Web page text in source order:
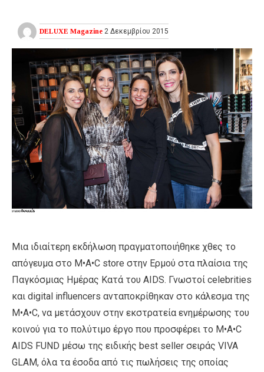
DELUXE Magazine 2 Δεκεμβρίου 2015
Μια ιδιαίτερη εκδήλωση πραγματοποιήθηκε χθες το
απόγευμα στο M•A•C store στην Ερμού στα πλαίσια της
Παγκόσμιας Ημέρας Κατά του AIDS. Γνωστοί celebrities
και digital influencers ανταποκρίθηκαν στο κάλεσμα της
M•A•C, να μετάσχουν στην εκστρατεία ενημέρωσης του
κοινού για το πολύτιμο έργο που προσφέρει το M•A•C
AIDS FUND μέσω της ειδικής best seller σειράς VIVA
GLAM, όλα τα έσοδα από τις πωλήσεις της οποίας